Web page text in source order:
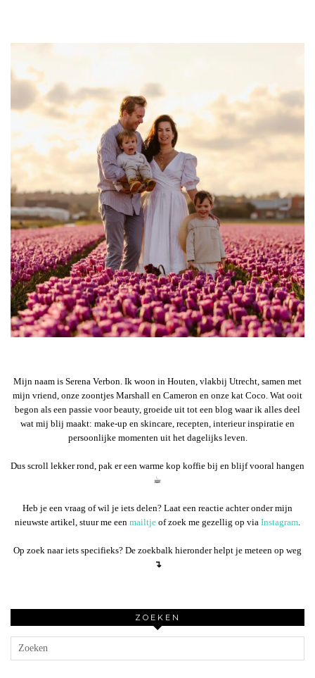
Mijn naam is Serena Verbon. Ik woon in Houten, vlakbij Utrecht, samen met
mijn vriend, onze zoontjes Marshall en Cameron en onze kat Coco. Wat ooit
begon als een passie voor beauty, groeide uit tot een blog waar ik alles deel
wat mij blij maakt: make-up en skincare, recepten, interieur inspiratie en
persoonlijke momenten uit het dagelijks leven.
Dus scroll lekker rond, pak er een warme kop koffie bij en blijf vooral hangen
☕︎
Heb je een vraag of wil je iets delen? Laat een reactie achter onder mijn
nieuwste artikel, stuur me een mailtje of zoek me gezellig op via Instagram.
Op zoek naar iets specifieks? De zoekbalk hieronder helpt je meteen op weg
↴
ZOEKEN